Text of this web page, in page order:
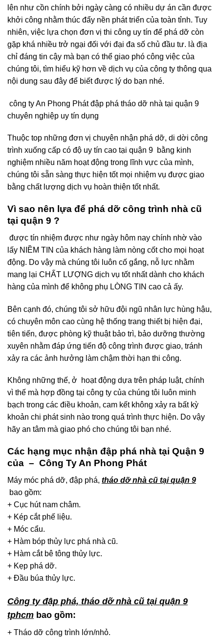
lên như cồn chính bởi ngày càng có nhiều dự án cần được
khởi công nhằm thúc đẩy nền phát triển của toàn tỉnh. Tuy
nhiên, việc lựa chọn đơn vị thi công uy tín để phá dỡ còn
gặp khá nhiều trở ngại đối với đại đa số chủ đầu tư. là địa
chỉ đáng tin cậy mà bạn có thể giao phó công việc của
chúng tôi, tìm hiểu kỹ hơn về dịch vụ của công ty thông qua
nội dung sau đây để biết được lý do bạn nhé.
công ty An Phong Phát đập phá tháo dỡ nhà tại quận 9
chuyên nghiệp uy tín dụng
Thuộc top những đơn vị chuyên nhận phá dỡ, di dời công
trình xuống cấp có độ uy tín cao tại quận 9 bằng kinh
nghiệm nhiều năm hoạt động trong lĩnh vực của mình,
chúng tôi sẵn sàng thực hiện tốt mọi nhiệm vụ được giao
bằng chất lượng dịch vụ hoàn thiện tốt nhất.
Vì sao nên lựa để phá dỡ công trình nhà cũ
tại quận 9 ?
được tín nhiệm được như ngày hôm nay chính nhờ vào
lấy NIỀM TIN của khách hàng làm nòng cốt cho mọi hoạt
động. Do vậy mà chúng tôi luôn cố gắng, nỗ lực nhằm
mang lại CHẤT LƯỢNG dịch vụ tốt nhất dành cho khách
hàng của mình để không phụ LÒNG TIN cao cả ấy.
Bên cạnh đó, chúng tôi sở hữu đội ngũ nhân lực hùng hậu,
có chuyên môn cao cùng hệ thống trang thiết bị hiện đại,
tiên tiến, được phòng kỹ thuật bảo trì, bảo dưỡng thường
xuyên nhằm đáp ứng tiến độ công trình được giao, tránh
xảy ra các ảnh hưởng làm chậm thời hạn thi công.
Không những thế, ở hoạt động dựa trên pháp luật, chính
vì thế mà hợp đồng tại công ty của chúng tôi luôn minh
bạch trong các điều khoản, cam kết không xảy ra bất kỳ
khoản chi phát sinh nào trong quá trình thực hiện. Do vậy
hãy an tâm mà giao phó cho chúng tôi bạn nhé.
Các hạng mục nhận đập phá nhà tại Quận 9
của – Công Ty An Phong Phát
Máy móc phá dỡ, đập phá, tháo dỡ nhà cũ tại quận 9
bao gồm:
+ Cục hút nam châm.
+ Kép cắt phế liệu.
+ Móc cẩu.
+ Hàm bóp thủy lực phá nhà cũ.
+ Hàm cắt bê tông thủy lực.
+ Kẹp phá dỡ.
+ Đầu búa thủy lực.
Công ty đập phá, tháo dỡ nhà cũ tại quận 9
tphcm bao gồm:
+ Tháo dỡ công trình lớn/nhỏ.